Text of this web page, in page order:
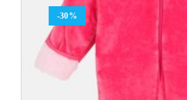
-30%